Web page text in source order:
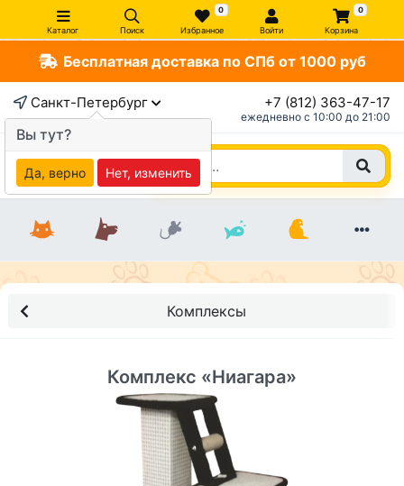
Каталог Поиск
0
Избранное Войти
0
Корзина
Бесплатная доставка по СПб от 1000 руб
Санкт-Петербург +7 (812) 363-47-17
ежедневно c 10:00 до 21:00
Комплексы
Комплекс «Ниагара»
Вы тут?
Да, верно Нет, изменить